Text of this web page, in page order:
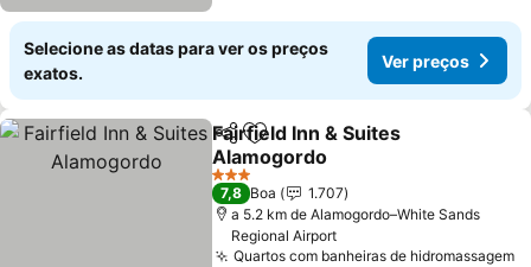
Selecione as datas para ver os preços
exatos.
Ver preços
PartilharAdicionar aos favoritos
Fairfield Inn & Suites
Alamogordo
Ver preços
3 Estrelas
7,8 Boa
1.707
a 5.2 km de Alamogordo–White Sands
Regional Airport
Quartos com banheiras de hidromassagem